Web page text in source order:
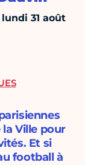
31 août
Ville pour
Et si
football à